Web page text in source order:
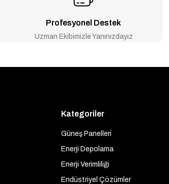
Profesyonel Destek
Uzman Ekibimizle Yanınızdayız
Kategoriler
Güneş Panelleri
Enerji Depolama
Enerji Verimliliği
Endüstriyel Çözümler